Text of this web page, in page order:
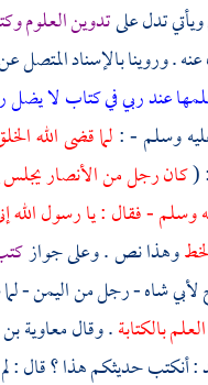
ويأتي تدل علىتدوين العلوم
. وروينا بالإسناد المتصل
عند ربي في كتاب لا يضل
وسلم - :لما قضى الله
(كان رجل منالأنصاريجلس
وسلم - فقال : يا رسول
وهذا نص . وعلى جواز
لأبي شاه- رجل مناليمن-
بالكتابة. وقالمعاوية
: أنكتب حديثكم هذا ؟ قال :